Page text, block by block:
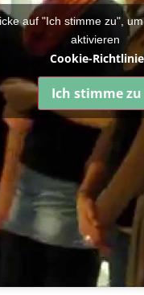
auf "Ich stimme zu",
aktivieren
Cookie-Richtlinie
Ich stimme zu